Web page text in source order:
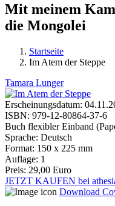
Mit meinem
die Mongolei
Sie sind hier
Startseite
Im Atem der Steppe
Tamara Lunger
Erscheinungsdatum:
ISBN: 979-12-80864-37-6
Buch flexibler Einband
Sprache: Deutsch
Format: 150 x 225 mm
Auflage: 1
Preis: 29,00 Euro
JETZT KAUFEN bei
Download